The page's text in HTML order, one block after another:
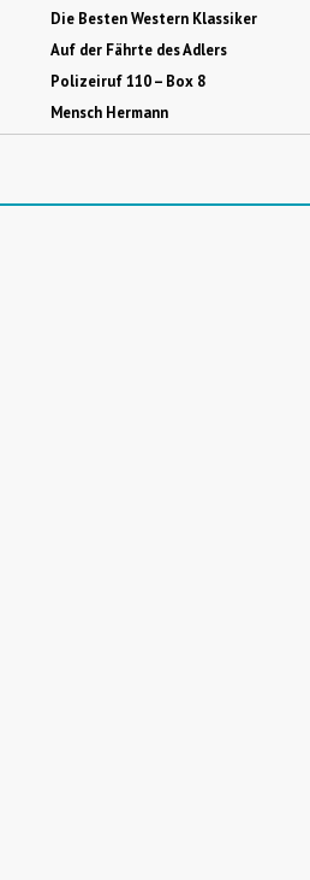
Die Besten Western Klassiker
Auf der Fährte des Adlers
Polizeiruf 110 – Box 8
Mensch Hermann